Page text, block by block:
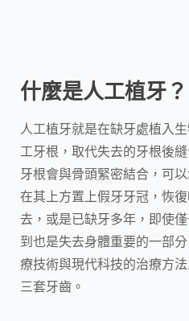
什麼是人工植牙？
人工植牙就是在缺牙處植入
工牙根，取代失去的牙根後
牙根會與骨頭緊密結合，可
在其上方置上假牙牙冠，恢
去，或是已缺牙多年，即使
到也是失去身體重要的一部
療技術與現代科技的治療方
三套牙齒。